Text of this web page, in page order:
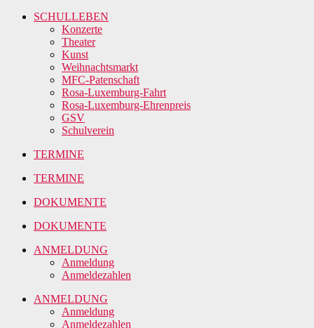
SCHULLEBEN
Konzerte
Theater
Kunst
Weihnachtsmarkt
MFC-Patenschaft
Rosa-Luxemburg-Fahrt
Rosa-Luxemburg-Ehrenpreis
GSV
Schulverein
TERMINE
TERMINE
DOKUMENTE
DOKUMENTE
ANMELDUNG
Anmeldung
Anmeldezahlen
ANMELDUNG
Anmeldung
Anmeldezahlen